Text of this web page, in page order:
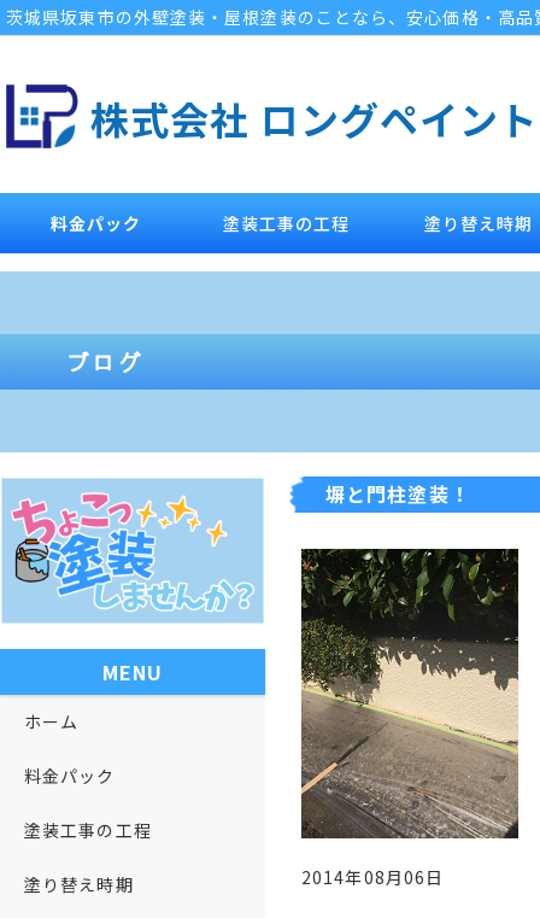
茨城県坂東市の外壁塗装・屋根塗装のことなら、安心価格・高
株式会社 ロングペイント
料金パック 塗装工事の工程 塗り替え時期
塀と門柱塗装！
2014年08月06日
MENU
ホーム
料金パック
塗装工事の工程
塗り替え時期